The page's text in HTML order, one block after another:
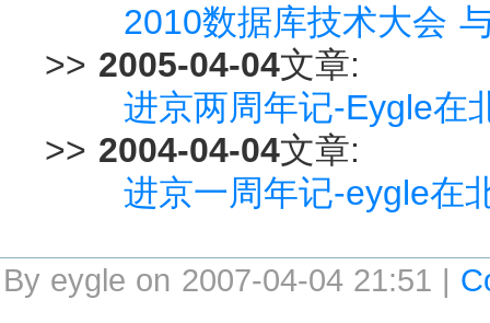
2010数据库技术大会
>> 2005-04-04文章:
进京两周年记-Eygle在
>> 2004-04-04文章:
进京一周年记-eygle在
By eygle on 2007-04-04 21:51 |